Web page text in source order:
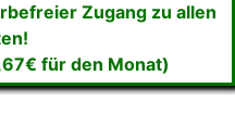
Zugang zu allen
für den Monat)